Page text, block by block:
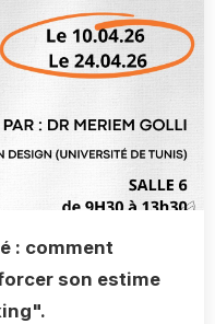
: comment
son estime